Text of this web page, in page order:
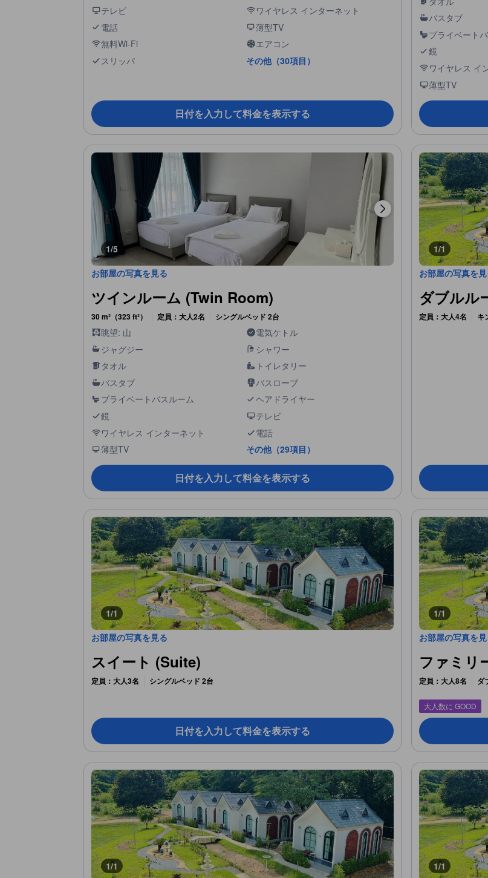
テレビ ワイヤレス インターネット
電話 薄型TV
無料Wi-Fi エアコン
スリッパ その他（30項目）
日付を入力して料金を表示する
バスタブ
プライベート
鏡
ワイヤレス イ
薄型TV
1/5
お部屋の写真を見る
ツインルーム (Twin Room)
30 m²（323 ft²） 定員：大人2名 シングルベッド 2台
眺望: 山 電気ケトル
ジャグジー シャワー
タオル トイレタリー
バスタブ バスローブ
プライベートバスルーム ヘアドライヤー
鏡 テレビ
ワイヤレス インターネット 電話
薄型TV その他（29項目）
日付を入力して料金を表示する
1/1
お部屋の写真を
ダブルル
定員：大人4名 キ
1/1
お部屋の写真を見る
スイート (Suite)
定員：大人3名 シングルベッド 2台
日付を入力して料金を表示する
1/1
お部屋の写真を
ファミリ
定員：大人8名 ダ
大人数に GOOD
1/1 1/1